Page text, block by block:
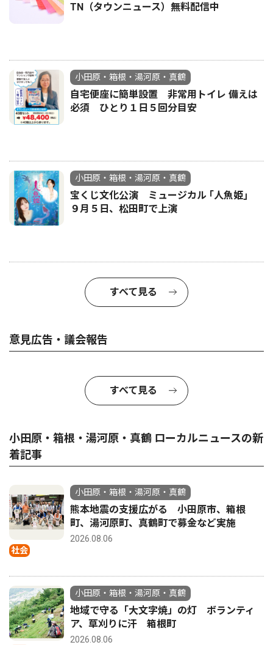
TN（タウンニュース）無料配信中
小田原・箱根・湯河原・真鶴
自宅便座に簡単設置 非常用トイレ 備えは
必須 ひとり１日５回分目安
小田原・箱根・湯河原・真鶴
宝くじ文化公演 ミュージカル ｢人魚姫｣
９月５日、松田町で上演
すべて見る
意見広告・議会報告
すべて見る
小田原・箱根・湯河原・真鶴 ローカルニュースの新
着記事
社会
小田原・箱根・湯河原・真鶴
熊本地震の支援広がる 小田原市、箱根
町、湯河原町、真鶴町で募金など実施
2026.08.06
小田原・箱根・湯河原・真鶴
地域で守る「大文字焼」の灯 ボランティ
ア、草刈りに汗 箱根町
2026.08.06